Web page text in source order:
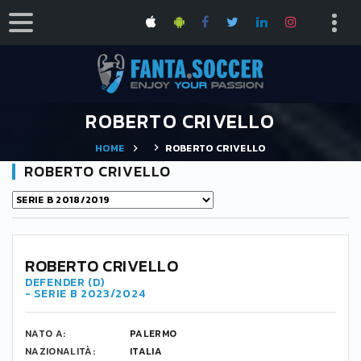
ROBERTO CRIVELLO
HOME ROBERTO CRIVELLO
ROBERTO CRIVELLO
ROBERTO CRIVELLO
DEFENDER (D)
- SERIE B 2023/2024
NATO A:
PALERMO
NAZIONALITÀ:
ITALIA